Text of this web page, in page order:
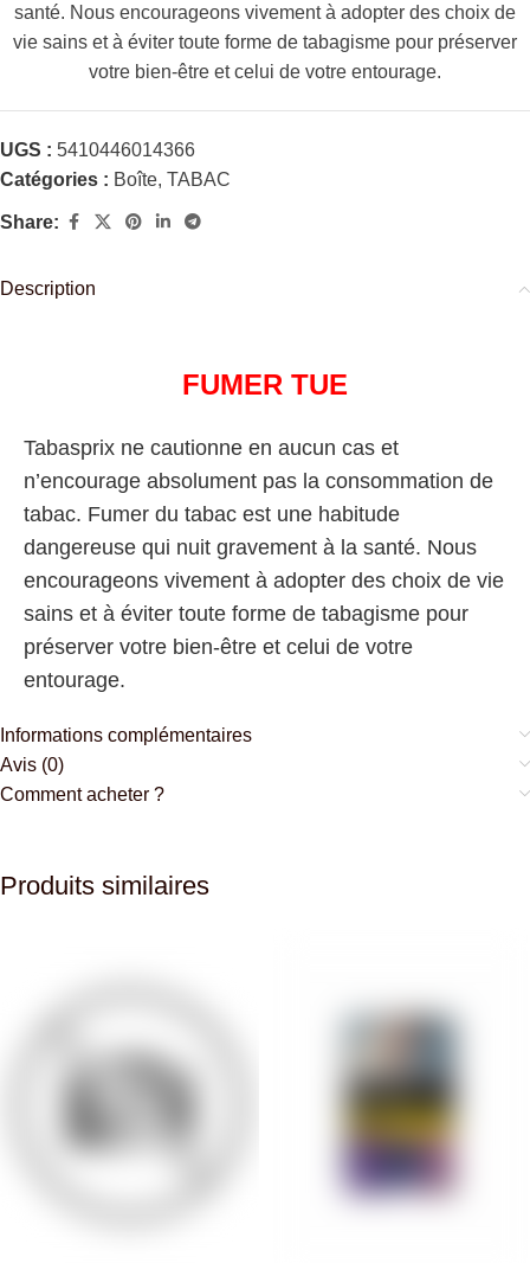
santé. Nous encourageons vivement à adopter des choix de
vie sains et à éviter toute forme de tabagisme pour préserver
votre bien-être et celui de votre entourage.
UGS : 5410446014366
Catégories : Boîte, TABAC
Share:
Description
FUMER TUE
Tabasprix ne cautionne en aucun cas et
n’encourage absolument pas la consommation de
tabac. Fumer du tabac est une habitude
dangereuse qui nuit gravement à la santé. Nous
encourageons vivement à adopter des choix de vie
sains et à éviter toute forme de tabagisme pour
préserver votre bien-être et celui de votre
entourage.
Informations complémentaires
Avis (0)
Comment acheter ?
Produits similaires